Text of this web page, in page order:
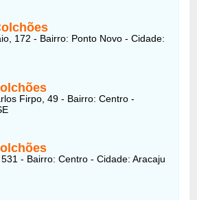
172 - Bairro: Ponto Novo - Cidade:
Firpo, 49 - Bairro: Centro -
- Bairro: Centro - Cidade: Aracaju